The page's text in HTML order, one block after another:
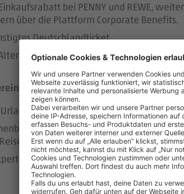
bei PENNY und REWE,
über die Plattform Corporate Benefits.
Deutschlandticket.
der REWE Group hast du
– das unterstützen wir.
pro Jahr.
dafür, dass du dir nach 3
oder einen Hausbau.
unterstützt dich durch die